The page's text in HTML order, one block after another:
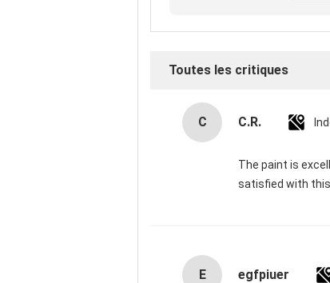
Toutes les critiques
C C.R.
The paint is
satisfied with
E egfpiuer